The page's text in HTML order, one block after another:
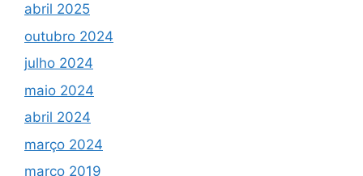
abril 2025
outubro 2024
julho 2024
maio 2024
abril 2024
março 2024
março 2019